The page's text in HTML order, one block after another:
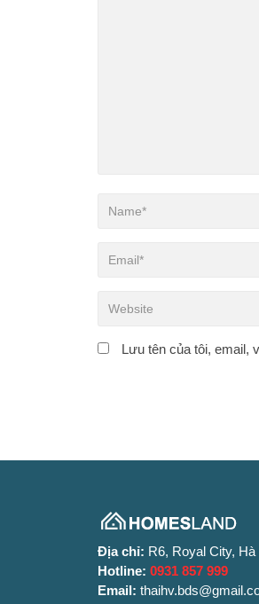
Lưu tên của tôi, email,
Địa chỉ: R6, Royal City, Hà
Hotline: 0931 857 999
Email: